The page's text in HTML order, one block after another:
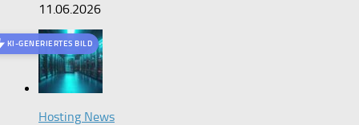
11.06.2026
KI-GENERIERTES BILD
Hosting News